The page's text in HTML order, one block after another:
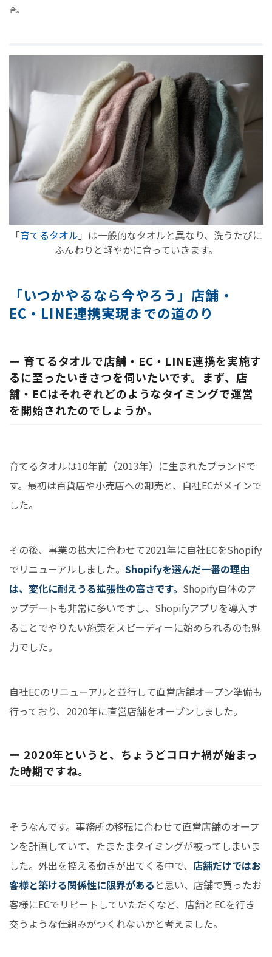
合。
「育てるタオル 」は一般的なタオルと異なり、洗うたびに
ふんわりと軽やかに育っていきます。
「いつかやるなら今やろう」店舗・
EC・LINE連携実現までの道のり
ー 育てるタオルで店舗・EC・LINE連携を実施す
るに至ったいきさつを伺いたいです。まず、店
舗・ECはそれぞれどのようなタイミングで運営
を開始されたのでしょうか。
育てるタオルは10年前（2013年）に生まれたブランドで
す。最初は百貨店や小売店への卸売と、自社ECがメインで
した。
その後、事業の拡大に合わせて2021年に自社ECをShopify
でリニューアルしました。 Shopifyを選んだ一番の理由
は、変化に耐えうる拡張性の高さです。 Shopify自体のア
ップデートも非常に多いですし、Shopifyアプリを導入す
ることでやりたい施策をスピーディーに始められるのも魅
力でした。
自社ECのリニューアルと並行して直営店舗オープン準備も
行っており、2020年に直営店舗をオープンしました。
ー 2020年というと、ちょうどコロナ禍が始まっ
た時期ですね。
そうなんです。事務所の移転に合わせて直営店舗のオープ
ンを計画していて、たまたまタイミングが被ってしまいま
した。外出を控える動きが出てくる中で、 店舗だけではお
客様と築ける関係性に限界がある と思い、店舗で買ったお
客様にECでリピートしていただくなど、店舗とECを行き
交うような仕組みがつくれないかと考えました。